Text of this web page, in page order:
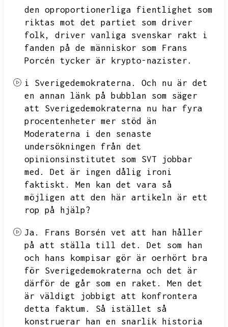
den oproportionerliga fientlighet som
riktas mot det partiet som driver
folk,
driver vanliga svenskar rakt i
fanden på de människor som Frans
Porcén tycker är krypto-nazister.
i Sverigedemokraterna.
Och nu är det
en annan länk på bubblan som säger
att Sverigedemokraterna nu har fyra
procentenheter mer stöd än
Moderaterna i den senaste
undersökningen från det
opinionsinstitutet som SVT jobbar
med.
Det är ingen dålig ironi
faktiskt.
Men kan det vara så
möjligen att den här artikeln är ett
rop på hjälp?
Ja.
Frans Borsén vet att han håller
på att ställa till det.
Det som han
och hans kompisar gör är oerhört bra
för Sverigedemokraterna och det är
därför de går som en raket.
Men det
är väldigt jobbigt att konfrontera
detta faktum.
Så istället så
konstruerar han en snarlik historia